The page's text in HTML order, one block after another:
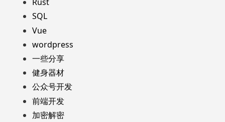
SQL
Vue
wordpress
一些分享
健身器材
公众号开发
前端开发
加密解密